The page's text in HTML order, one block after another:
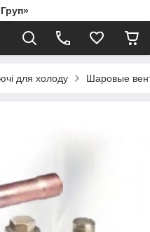
для холоду Шаровые